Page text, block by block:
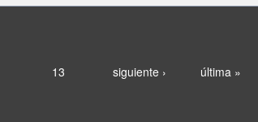
13 siguiente › última »